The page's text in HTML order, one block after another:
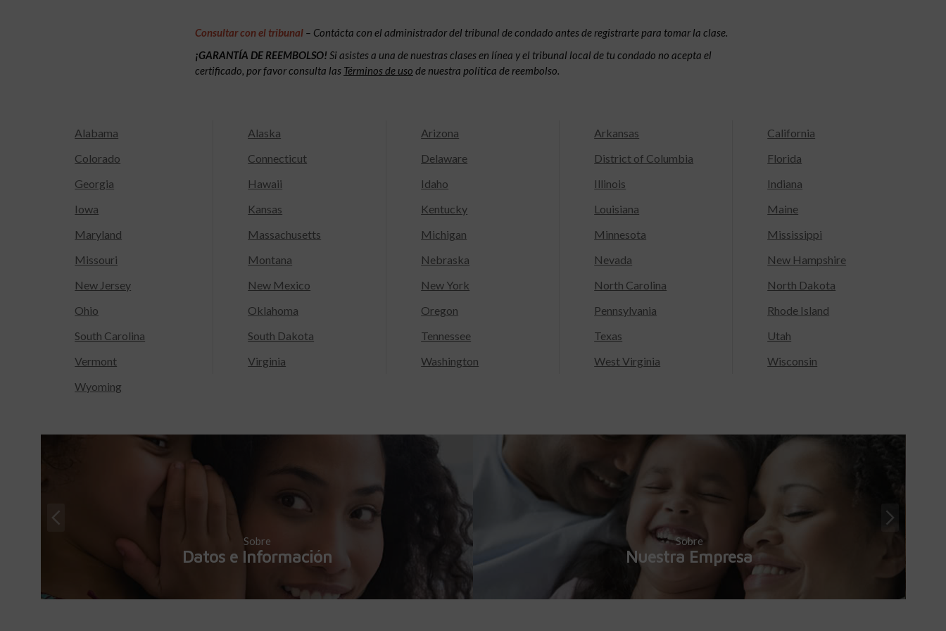
Consultar con el tribunal – Contácta con el administrador del tribunal de condado antes de registrarte para tomar la clase.
¡GARANTÍA DE REEMBOLSO! Si asistes a una de nuestras clases en línea y el tribunal local de tu condado no acepta el
certificado, por favor consulta las Términos de uso de nuestra política de reembolso.
Alabama Alaska Arizona Arkansas
California
Colorado
Connecticut Delaware District of Columbia
Florida
Georgia
Hawaii Idaho Illinois
Indiana
Iowa
Kansas Kentucky Louisiana
Maine
Maryland
Massachusetts Michigan Minnesota
Mississippi
Missouri
Montana Nebraska Nevada
New Hampshire
New Jersey
New Mexico New York North Carolina
North Dakota
Ohio
Oklahoma Oregon Pennsylvania
Rhode Island
South Carolina
South Dakota Tennessee Texas
Utah
Vermont
Virginia Washington West Virginia
Wisconsin
Wyoming
Sobre
Datos e Información
Sobre
Nuestra Empresa